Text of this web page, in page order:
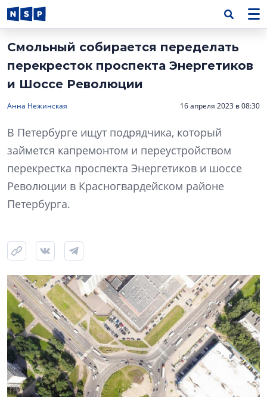
Смольный собирается переделать
перекресток проспекта Энергетиков
и Шоссе Революции
Анна Нежинская 16 апреля 2023 в 08:30
В Петербурге ищут подрядчика, который
займется капремонтом и переустройством
перекрестка проспекта Энергетиков и шоссе
Революции в Красногвардейском районе
Петербурга.